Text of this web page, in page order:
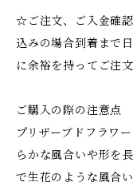
☆ご注文、ご入金確
込みの場合到着まで
に余裕を持ってご注文
ご購入の際の注意点
プリザーブドフラワ
らかな風合いや形を
で生花のような風合